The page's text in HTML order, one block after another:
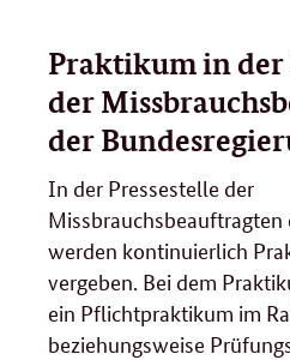
Praktikum in der
der
der
In der Pressestelle der
Missbrauchsbeauftragten
werden kontinuierlich
vergeben. Bei dem
ein Pflichtpraktikum im
beziehungsweise